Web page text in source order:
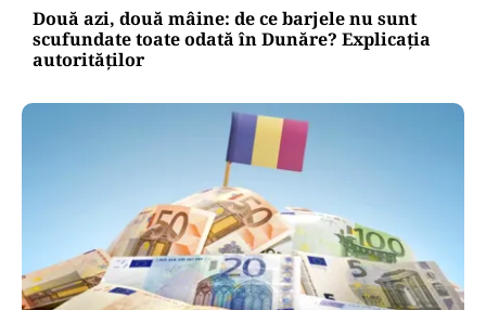
Două azi, două mâine: de ce barjele nu sunt
scufundate toate odată în Dunăre? Explicația
autorităților